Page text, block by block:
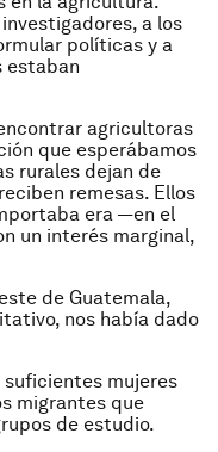
a los
políticas y a
estaban
agricultoras
que esperábamos
rurales dejan de
remesas. Ellos
era —en el
un interés marginal,
de Guatemala,
nos había dado
suficientes mujeres
migrantes que
de estudio.